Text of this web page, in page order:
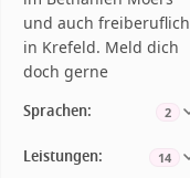
und auch freiberuflich
in Krefeld. Meld dich
doch gerne
Sprachen: 2
Leistungen: 14